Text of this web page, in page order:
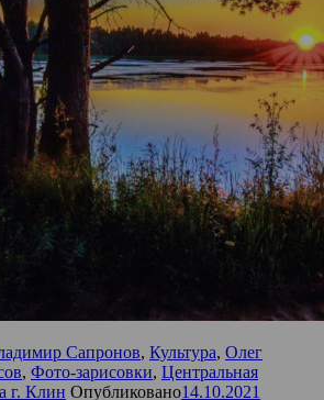
Сапронов, Культура, Олег
, Фото-зарисовки, Центральная
г. Клин Опубликовано14.10.2021